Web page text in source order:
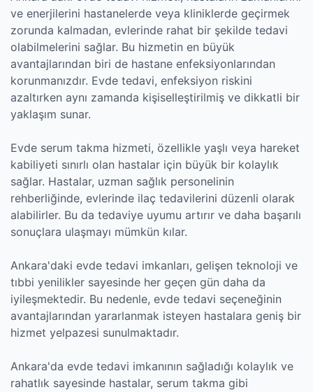
ve enerjilerini hastanelerde veya kliniklerde geçirmek
zorunda kalmadan, evlerinde rahat bir şekilde tedavi
olabilmelerini sağlar. Bu hizmetin en büyük
avantajlarından biri de hastane enfeksiyonlarından
korunmanızdır. Evde tedavi, enfeksiyon riskini
azaltırken aynı zamanda kişiselleştirilmiş ve dikkatli bir
yaklaşım sunar.
Evde serum takma hizmeti, özellikle yaşlı veya hareket
kabiliyeti sınırlı olan hastalar için büyük bir kolaylık
sağlar. Hastalar, uzman sağlık personelinin
rehberliğinde, evlerinde ilaç tedavilerini düzenli olarak
alabilirler. Bu da tedaviye uyumu artırır ve daha başarılı
sonuçlara ulaşmayı mümkün kılar.
Ankara'daki evde tedavi imkanları, gelişen teknoloji ve
tıbbi yenilikler sayesinde her geçen gün daha da
iyileşmektedir. Bu nedenle, evde tedavi seçeneğinin
avantajlarından yararlanmak isteyen hastalara geniş bir
hizmet yelpazesi sunulmaktadır.
Ankara'da evde tedavi imkanının sağladığı kolaylık ve
rahatlık sayesinde hastalar, serum takma gibi